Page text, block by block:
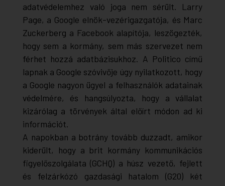
adatvédelemhez való joga nem sérült. Larry
Page, a Google elnök-vezérigazgatója, és Marc
Zuckerberg a Facebook alapítója, leszögezték,
hogy sem a kormány, sem más szervezet nem
férhet hozzá adatbázisukhoz. A Politico című
lapnak a Google szóvivője úgy nyilatkozott, hogy
a Google nagyon ügyel a felhasználók adatainak
védelmére, és hangsúlyozta, hogy a vállalat
kizárólag a törvények által előírt módon ad ki
információt.
A napokban a botrány tovább duzzadt, amikor
kiderült, hogy a brit kormány kommunikációs
figyelőszolgálata (GCHQ) a húsz vezető, fejlett
és felzárkózó gazdasági hatalom (G20) két